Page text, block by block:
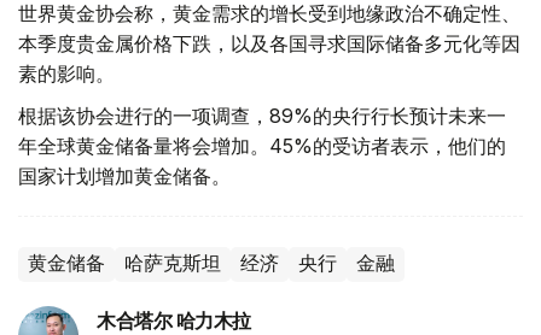
世界黄金协会称，黄金需求的增长受到地缘政治不确定性、
本季度贵金属价格下跌，以及各国寻求国际储备多元化等因
素的影响。
根据该协会进行的一项调查，89%的央行行长预计未来一
年全球黄金储备量将会增加。45%的受访者表示，他们的
国家计划增加黄金储备。
黄金储备 哈萨克斯坦 经济 央行 金融
木合塔尔 哈力木拉